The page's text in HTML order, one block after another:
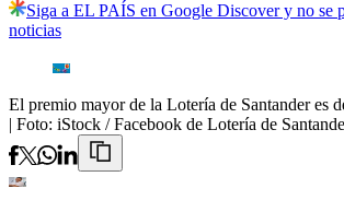
Siga a EL PAÍS en Google Discover y no se
noticias
El premio mayor de la Lotería de Santander es
| Foto: iStock / Facebook de Lotería de